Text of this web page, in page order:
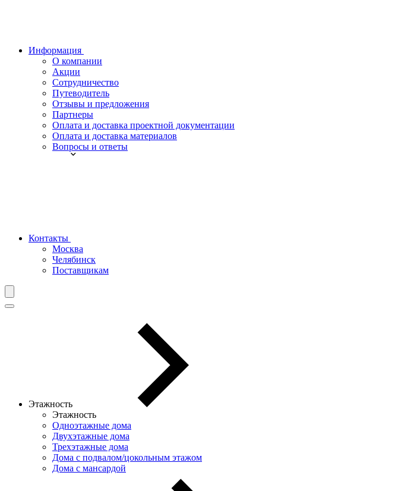
Информация
О компании
Акции
Сотрудничество
Путеводитель
Отзывы и предложения
Партнеры
Оплата и доставка проектной документации
Оплата и доставка материалов
Вопросы и ответы
Контакты
Москва
Челябинск
Поставщикам
Этажность
Этажность
Одноэтажные дома
Двухэтажные дома
Трехэтажные дома
Дома с подвалом/цокольным этажом
Дома с мансардой